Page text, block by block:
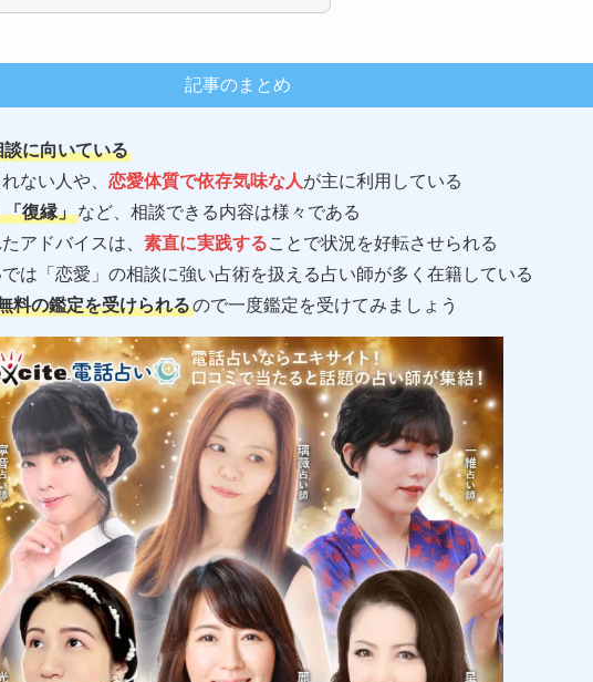
記事のまとめ
談に向いている
ない人や、 恋愛体質で依存気味な人が主に利用している
「復縁」など、相談できる内容は様々である
アドバイスは、 素直に実践することで状況を好転させられる
は「恋愛」の相談に強い占術を扱える占い師が多く在籍している
料の鑑定を受けられるので一度鑑定を受けてみましょう